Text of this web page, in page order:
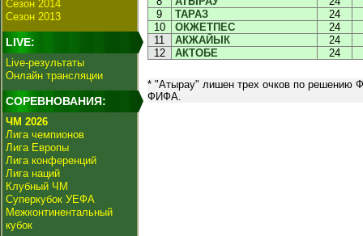
Сезон 2014
Сезон 2013
LIVE:
Live-результаты
Онлайн трансляции
СОРЕВНОВАНИЯ:
ЧМ 2026
Лига чемпионов
Лига Европы
Лига конференций
Лига наций
Клубный ЧМ
Суперкубок УЕФА
Межконтинентальный
кубок
9
ТАРАЗ
24
10
ОКЖЕТПЕС
24
11
АКЖАЙЫК
24
12
АКТОБЕ 24
* "Атырау" лишен трех очков по решению
ФИФА.